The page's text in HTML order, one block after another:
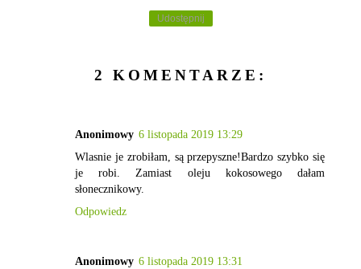
Udostępnij
2 KOMENTARZE:
Anonimowy 6 listopada 2019 13:29
Wlasnie je zrobiłam, są przepyszne!Bardzo szybko się
je robi. Zamiast oleju kokosowego dałam
słonecznikowy.
Odpowiedz
Anonimowy 6 listopada 2019 13:31